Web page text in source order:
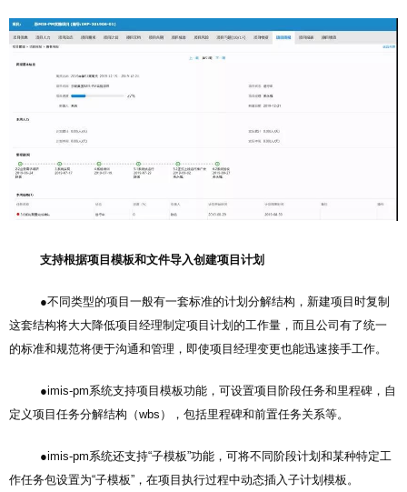
支持根据项目模板和文件导入创建项目计划
●不同类型的项目一般有一套标准的计划分解结构，新建项目时复制
这套结构将大大降低项目经理制定项目计划的工作量，而且公司有了统一
的标准和规范将便于沟通和管理，即使项目经理变更也能迅速接手工作。
●imis-pm系统支持项目模板功能，可设置项目阶段任务和里程碑，自
定义项目任务分解结构（wbs），包括里程碑和前置任务关系等。
●imis-pm系统还支持“子模板”功能，可将不同阶段计划和某种特定工
作任务包设置为“子模板”，在项目执行过程中动态插入子计划模板。